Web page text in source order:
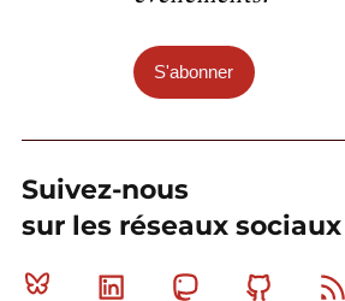
S'abonner
Suivez-nous
sur les réseaux sociaux
Bluesky Linkedin MastodonGithub